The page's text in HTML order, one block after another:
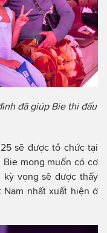
đã giúp Bie thi đấu
sẽ được tổ chức tại
mong muốn có cơ
vọng sẽ được thấy
nhất xuất hiện ở